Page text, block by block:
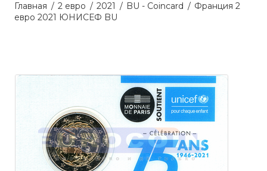
Главная 2 евро 2021 BU - Coincard
Франция 2
евро 2021 ЮНИСЕФ BU